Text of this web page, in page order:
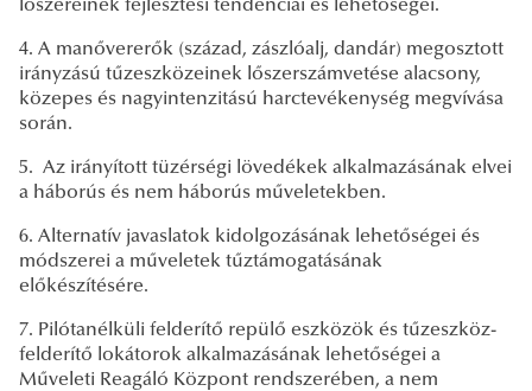
lőszereinek fejlesztési tendenciái és lehetőségei.
4. A manővererők (század, zászlóalj, dandár) megosztott
irányzású tűzeszközeinek lőszerszámvetése alacsony,
közepes és nagyintenzitású harctevékenység megvívása
során.
5. Az irányított tüzérségi lövedékek alkalmazásának elvei
a háborús és nem háborús műveletekben.
6. Alternatív javaslatok kidolgozásának lehetőségei és
módszerei a műveletek tűztámogatásának
előkészítésére.
7. Pilótanélküli felderítő repülő eszközök és tűzeszköz-
felderítő lokátorok alkalmazásának lehetőségei a
Műveleti Reagáló Központ rendszerében, a nem